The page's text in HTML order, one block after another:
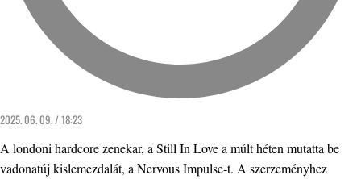
2025. 06. 09. / 18:23
A londoni hardcore zenekar, a Still In Love a múlt héten mutatta be
vadonatúj kislemezdalát, a Nervous Impulse-t. A szerzeményhez